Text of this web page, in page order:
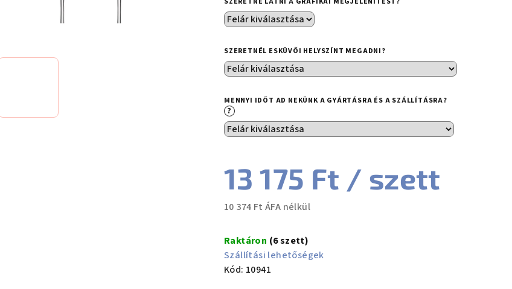
SZERETNÉL ESKÜVŐI HELYSZÍNT MEGADNI?
MENNYI IDŐT AD NEKÜNK A GYÁRTÁSRA ÉS A SZÁLLÍTÁSRA?
?
13 175 Ft / szett
10 374 Ft ÁFA nélkül
Raktáron (6 szett)
Szállítási lehetőségek
Kód: 10941